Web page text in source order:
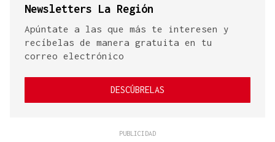
Newsletters La Región
Apúntate a las que más te interesen y
recíbelas de manera gratuita en tu
correo electrónico
DESCÚBRELAS